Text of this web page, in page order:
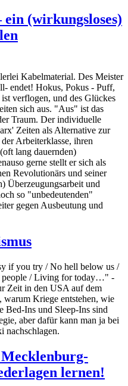
(wirkungsloses)
Kabelmaterial. Des Meister
endet! Hokus, Pokus - Puff,
verflogen, und des Glückes
sich aus. "Aus" ist das
Traum. Der individuelle
Zeiten als Alternative zur
Arbeiterklasse, ihren
lang dauernden)
gerne stellt er sich als
Revolutionärs und seiner
Überzeugungsarbeit und
so "unbedeutenden"
gegen Ausbeutung und
if you try / No hell below us /
people / Living for today…" -
Zeit in den USA auf dem
warum Kriege entstehen, wie
Bed-Ins und Sleep-Ins sind
aber dafür kann man ja bei
nachschlagen.
lernen!